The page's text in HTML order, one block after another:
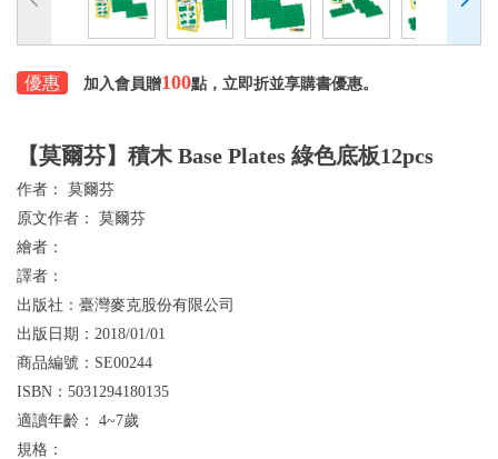
優惠 加入會員贈100點，立即折並享購書優惠。
【莫爾芬】積木 Base Plates 綠色底板12pcs
作者： 莫爾芬
原文作者： 莫爾芬
繪者：
譯者：
出版社： 臺灣麥克股份有限公司
出版日期： 2018/01/01
商品編號： SE00244
ISBN： 5031294180135
適讀年齡： 4~7歲
規格：